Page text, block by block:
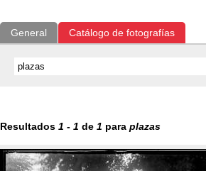
General Catálogo de fotografías
Resultados 1 - 1 de 1 para plazas